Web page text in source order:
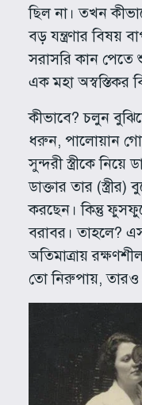
ছিল না। তখন
বড় যন্ত্রণার বিষয়
সরাসরি কান
এক মহা অস্বস্তিকর
কীভাবে? চলুন
ধরুন, পালোয়ান
সুন্দরী স্ত্রীকে
ডাক্তার তার
করছেন। কিন্তু
বরাবর। তাহলে?
অতিমাত্রায়
তো নিরুপায়, তারও